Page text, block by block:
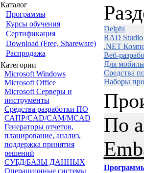
Каталог
Программы
Курсы обучения
Сертификация
Download (Free, Shareware)
Распродажа
Категории
Microsoft Windows
Microsoft Office
Microsoft Серверы и
инструменты
Средства разработки ПО
САПР/CAD/CAM/MCAD
Генераторы отчетов,
планирование, анализ,
поддержка принятия
решений
СУБД/БАЗЫ ДАННЫХ
Операционные системы
Delphi
RAD Studio
.NET
Веб-
Для
Средства
Наборы
По